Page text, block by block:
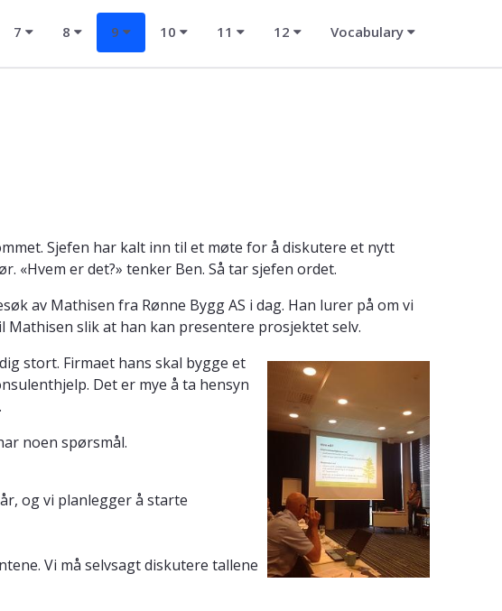
7 8 9 10 11 12 Vocabulary
Sjefen har kalt inn til et møte for å diskutere et nytt
«Hvem er det?» tenker Ben. Så tar sjefen ordet.
av Mathisen fra Rønne Bygg AS i dag. Han lurer på om vi
slik at han kan presentere prosjektet selv.
stort. Firmaet hans skal bygge et
Det er mye å ta hensyn
noen spørsmål.
og vi planlegger å starte
Vi må selvsagt diskutere tallene